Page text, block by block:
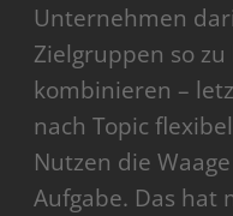
Unternehmen
Zielgruppen so
kombinieren –
nach Topic
Nutzen die
Aufgabe. Das hat